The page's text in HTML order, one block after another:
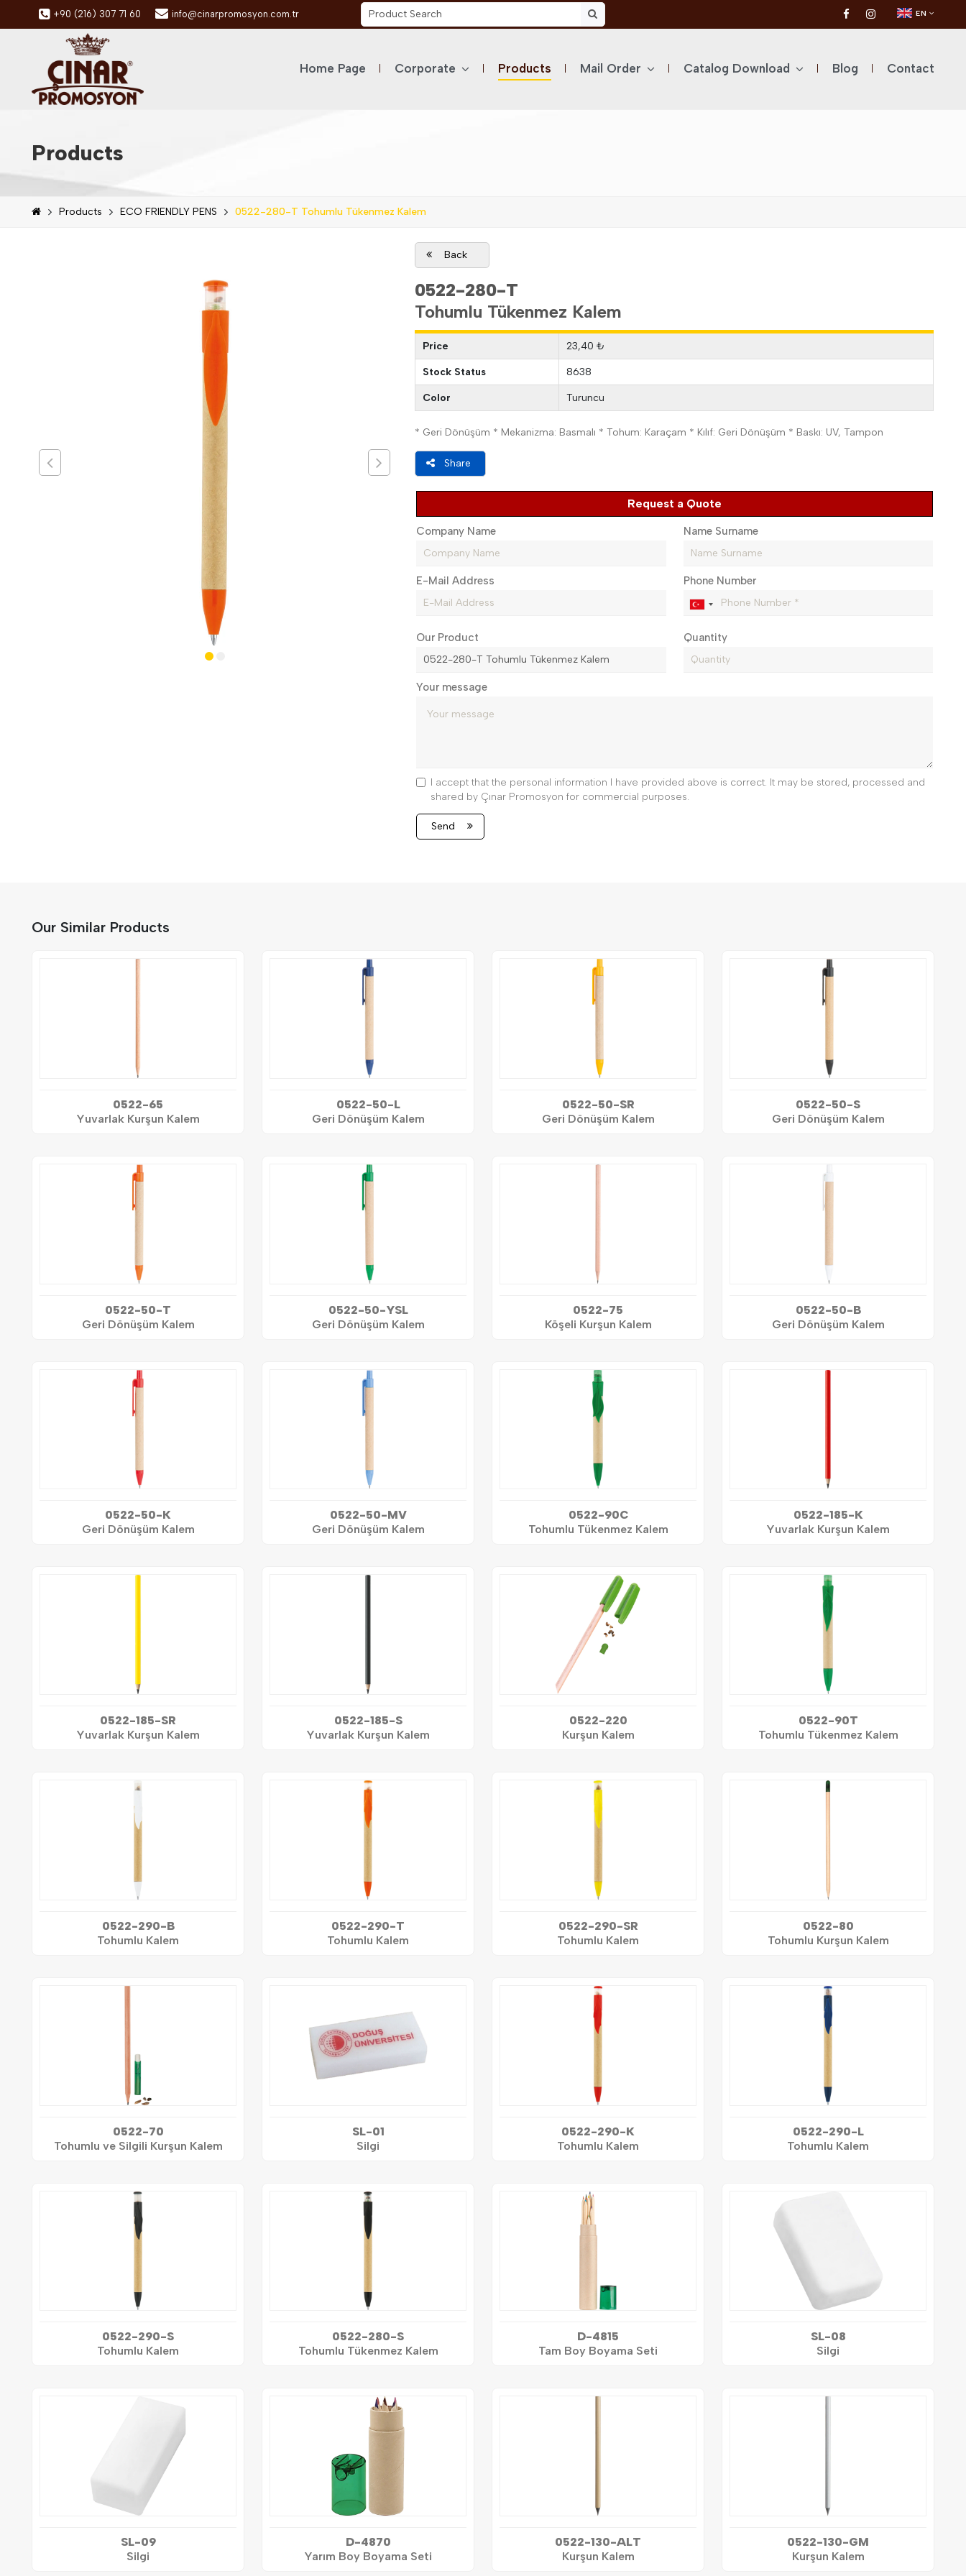
+90 (216) 307 71 60 info@cinarpromosyon.com.tr EN
Home Page Corporate Products Mail Order Catalog Download Blog Contact
Products
Products ECO FRIENDLY PENS 0522-280-T Tohumlu Tükenmez Kalem
Back
0522-280-T
Tohumlu Tükenmez Kalem
Price 23,40 ₺
Stock Status 8638
Color Turuncu
* Geri Dönüşüm * Mekanizma: Basmalı * Tohum: Karaçam * Kılıf: Geri Dönüşüm * Baskı: UV, Tampon
Share
Request a Quote
Company Name Name Surname
E-Mail Address Phone Number
Our Product Quantity
Your message
I accept that the personal information I have provided above is correct. It may be stored, processed and
shared by Çınar Promosyon for commercial purposes.
Send
Our Similar Products
0522-65
Yuvarlak Kurşun Kalem
0522-50-L
Geri Dönüşüm Kalem
0522-50-SR
Geri Dönüşüm Kalem
0522-50-S
Geri Dönüşüm Kalem
0522-50-T
Geri Dönüşüm Kalem
0522-50-YSL
Geri Dönüşüm Kalem
0522-75
Köşeli Kurşun Kalem
0522-50-B
Geri Dönüşüm Kalem
0522-50-K
Geri Dönüşüm Kalem
0522-50-MV
Geri Dönüşüm Kalem
0522-90C
Tohumlu Tükenmez Kalem
0522-185-K
Yuvarlak Kurşun Kalem
0522-185-SR
Yuvarlak Kurşun Kalem
0522-185-S
Yuvarlak Kurşun Kalem
0522-220
Kurşun Kalem
0522-90T
Tohumlu Tükenmez Kalem
0522-290-B
Tohumlu Kalem
0522-290-T
Tohumlu Kalem
0522-290-SR
Tohumlu Kalem
0522-80
Tohumlu Kurşun Kalem
0522-70
Tohumlu ve Silgili Kurşun Kalem
SL-01
Silgi
0522-290-K
Tohumlu Kalem
0522-290-L
Tohumlu Kalem
0522-290-S
Tohumlu Kalem
0522-280-S
Tohumlu Tükenmez Kalem
D-4815
Tam Boy Boyama Seti
SL-08
Silgi
SL-09
Silgi
D-4870
Yarım Boy Boyama Seti
0522-130-ALT
Kurşun Kalem
0522-130-GM
Kurşun Kalem